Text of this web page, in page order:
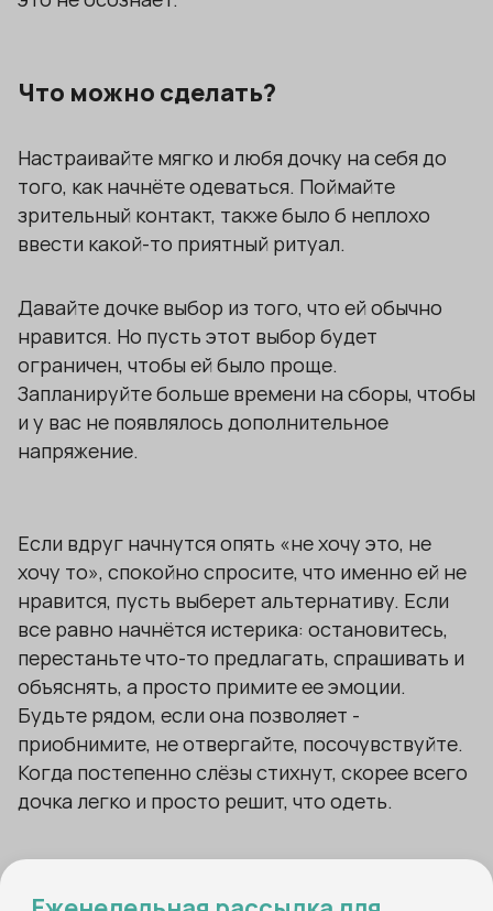
Что можно сделать?
Настраивайте мягко и любя дочку на себя до
того, как начнёте одеваться. Поймайте
зрительный контакт, также было б неплохо
ввести какой-то приятный ритуал.
Давайте дочке выбор из того, что ей обычно
нравится. Но пусть этот выбор будет
ограничен, чтобы ей было проще.
Запланируйте больше времени на сборы, чтобы
и у вас не появлялось дополнительное
напряжение.
Если вдруг начнутся опять «не хочу это, не
хочу то», спокойно спросите, что именно ей не
нравится, пусть выберет альтернативу. Если
все равно начнётся истерика: остановитесь,
перестаньте что-то предлагать, спрашивать и
объяснять, а просто примите ее эмоции.
Будьте рядом, если она позволяет -
приобнимите, не отвергайте, посочувствуйте.
Когда постепенно слёзы стихнут, скорее всего
дочка легко и просто решит, что одеть.
Если времени совсем мало - подключайте